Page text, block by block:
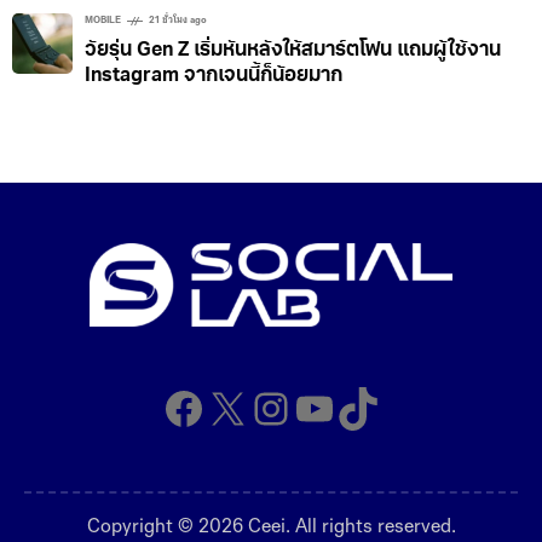
MOBILE 21 ชั่วโมง ago
วัยรุ่น Gen Z เริ่มหันหลังให้สมาร์ตโฟน แถมผู้ใช้งาน
Instagram จากเจนนี้ก็น้อยมาก
Facebook
X Instagram
YouTube
TikTok
Copyright © 2026 Ceei. All rights reserved.